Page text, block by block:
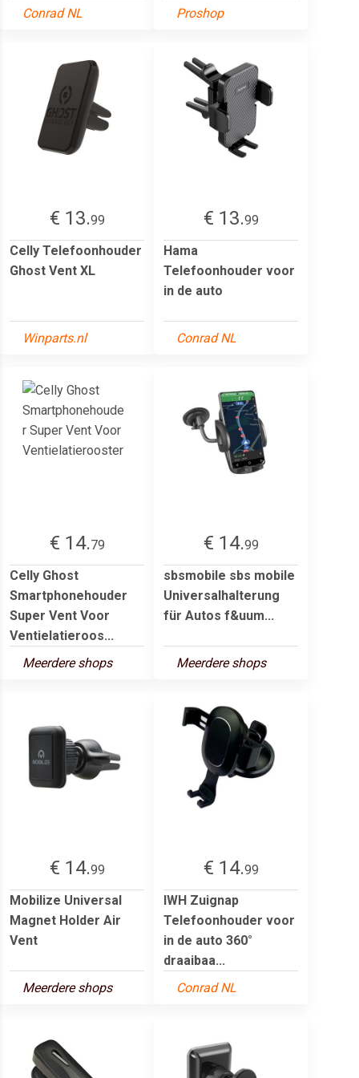
Conrad NL
Proshop
€ 13.99
Celly Telefoonhouder
Ghost Vent XL
Winparts.nl
€ 13.99
Hama
Telefoonhouder voor
in de auto
Conrad NL
€ 14.79
Celly Ghost
Smartphonehouder
Super Vent Voor
Ventielatieroos...
Meerdere shops
€ 14.99
sbsmobile sbs mobile
Universalhalterung
für Autos f&uum...
Meerdere shops
€ 14.99
Mobilize Universal
Magnet Holder Air
Vent
Meerdere shops
€ 14.99
IWH Zuignap
Telefoonhouder voor
in de auto 360°
draaibaa...
Conrad NL